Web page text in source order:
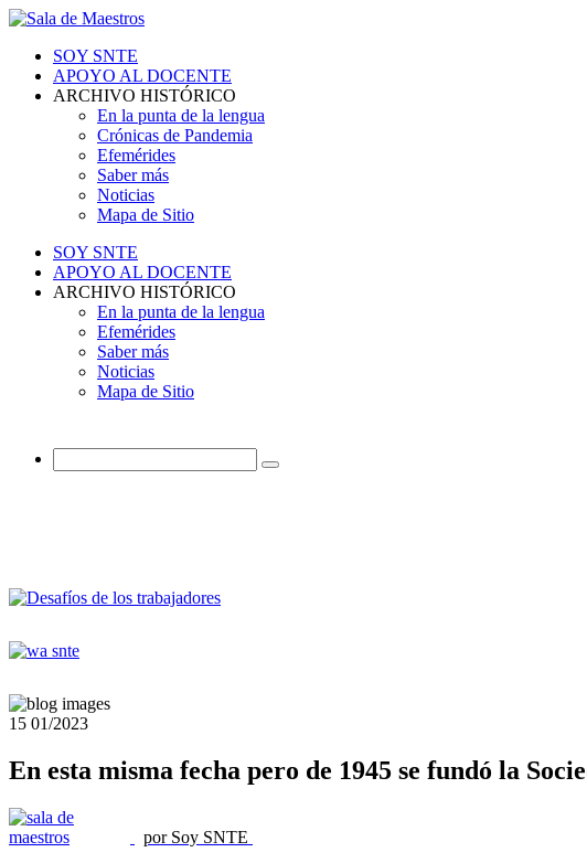
SOY SNTE
APOYO AL DOCENTE
ARCHIVO HISTÓRICO
En la punta de la lengua
Crónicas de Pandemia
Efemérides
Saber más
Noticias
Mapa de Sitio
SOY SNTE
APOYO AL DOCENTE
ARCHIVO HISTÓRICO
En la punta de la lengua
Efemérides
Saber más
Noticias
Mapa de Sitio
15 01/2023
En esta misma fecha pero de 1945 se fundó la
por Soy SNTE